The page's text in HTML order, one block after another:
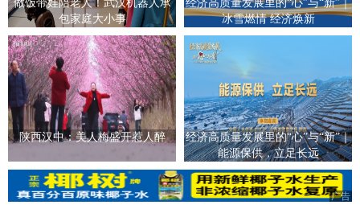
做饭带娃陪老人！武汉机器人承
包家庭大小事
经济高质量发展里的“心”与“新”｜
冰雪燃情 经济焕新
陕西汉中：美人梅盛开惹人醉
经济高质量发展里的“心”与“新”｜
能源保供，立足长远
广告